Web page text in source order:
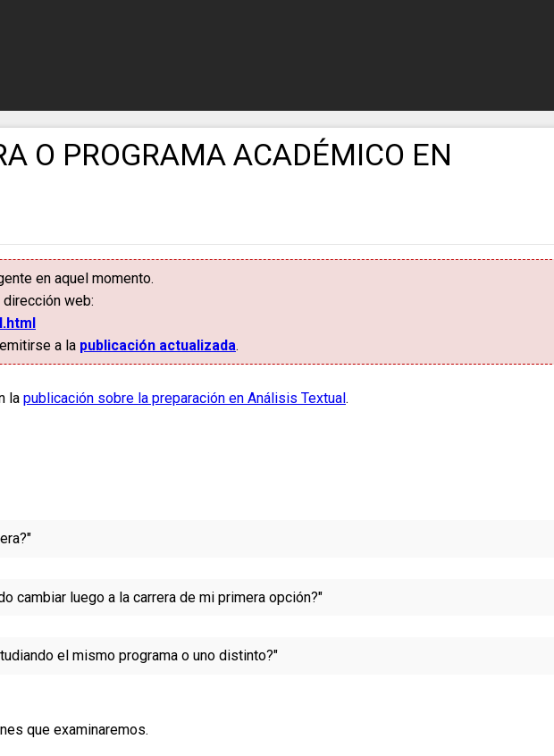
O PROGRAMA ACADÉMICO EN
en aquel momento.
web:
a la publicación actualizada.
la publicación sobre la preparación en Análisis Textual.
cambiar luego a la carrera de mi primera opción?"
el mismo programa o uno distinto?"
que examinaremos.